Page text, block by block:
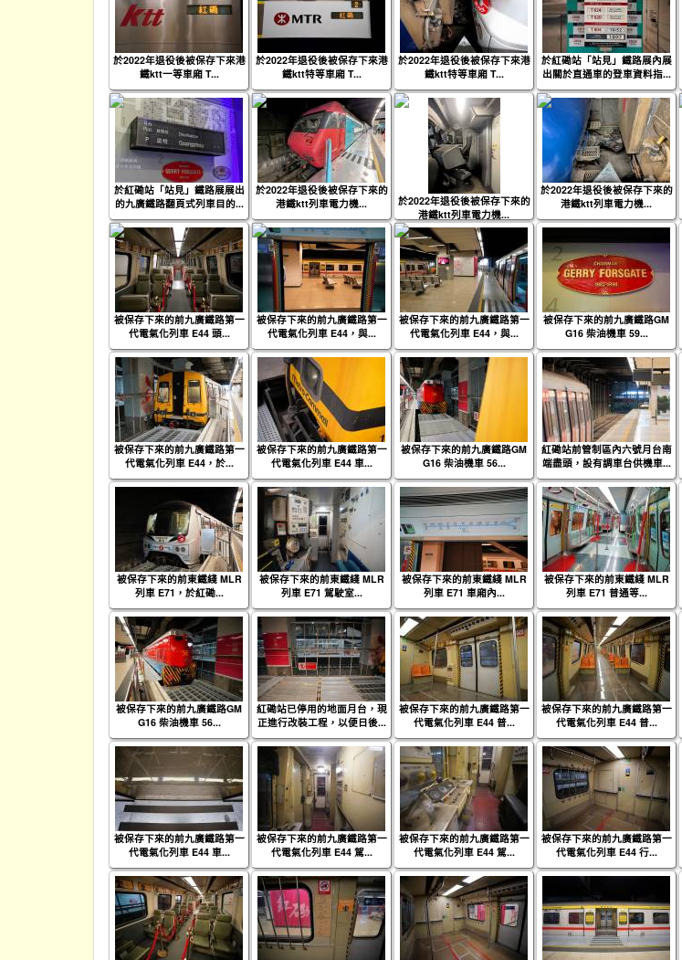
於2022年退役後被保存下來港
鐵ktt一等車廂 T...
於2022年退役後被保存下來港
鐵ktt特等車廂 T...
於2022年退役後被保存下來港
鐵ktt特等車廂 T...
於紅磡站「站見」鐵路展內展
出關於直通車的登車資料指...
於紅磡站「站見」鐵路展展出
的九廣鐵路翻頁式列車目的...
於2022年退役後被保存下來的
港鐵ktt列車電力機...
於2022年退役後被保存下來的
港鐵ktt列車電力機...
於2022年退役後被保存下來的
港鐵ktt列車電力機...
被保存下來的前九廣鐵路第一
代電氣化列車 E44 頭...
被保存下來的前九廣鐵路第一
代電氣化列車 E44，與...
被保存下來的前九廣鐵路第一
代電氣化列車 E44，與...
被保存下來的前九廣鐵路GM
G16 柴油機車 59...
被保存下來的前九廣鐵路第一
代電氣化列車 E44，於...
被保存下來的前九廣鐵路第一
代電氣化列車 E44 車...
被保存下來的前九廣鐵路GM
G16 柴油機車 56...
紅磡站前管制區內六號月台南
端盡頭，設有調車台供機車...
被保存下來的前東鐵綫 MLR
列車 E71，於紅磡...
被保存下來的前東鐵綫 MLR
列車 E71 駕駛室...
被保存下來的前東鐵綫 MLR
列車 E71 車廂內...
被保存下來的前東鐵綫 MLR
列車 E71 普通等...
被保存下來的前九廣鐵路GM
G16 柴油機車 56...
紅磡站已停用的地面月台，現
正進行改裝工程，以便日後...
被保存下來的前九廣鐵路第一
代電氣化列車 E44 普...
被保存下來的前九廣鐵路第一
代電氣化列車 E44 普...
被保存下來的前九廣鐵路第一
代電氣化列車 E44 車...
被保存下來的前九廣鐵路第一
代電氣化列車 E44 駕...
被保存下來的前九廣鐵路第一
代電氣化列車 E44 駕...
被保存下來的前九廣鐵路第一
代電氣化列車 E44 行...